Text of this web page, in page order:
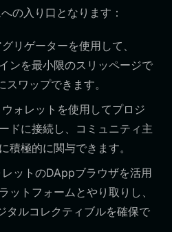
の入り口となります：
リゲーターを使用して、
ンを最小限のスリッページで
ワップできます。
ウォレットを使用してプロジ
ドに接続し、コミュニティ主
積極的に関与できます。
レットのDAppブラウザを活用
ットフォームとやり取りし、
ルコレクティブルを確保で